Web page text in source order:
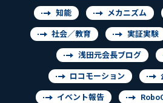
知能 メカニズム
社会／教育 実証実験
浅田元会長ブログ
ロコモーション
イベント報告